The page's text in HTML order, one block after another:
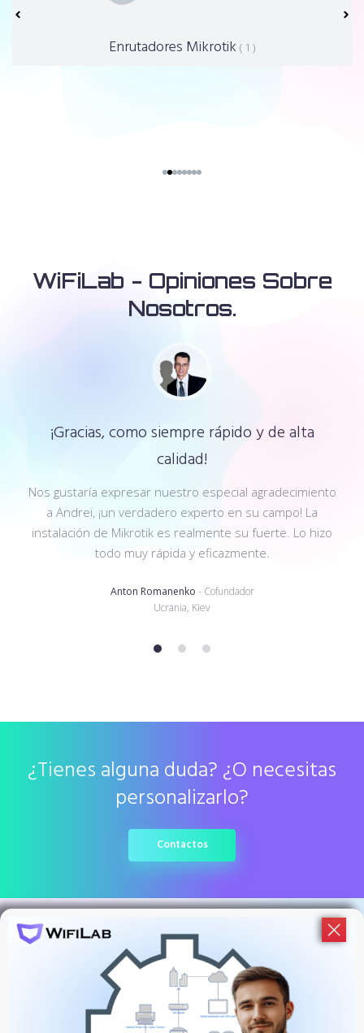
Enrutadores Mikrotik ( 1 )
WiFiLab - Opiniones Sobre
Nosotros.
¡Gracias, como siempre rápido y de alta
calidad!
Nos gustaría expresar nuestro especial agradecimiento
a Andrei, ¡un verdadero experto en su campo! La
instalación de Mikrotik es realmente su fuerte. Lo hizo
todo muy rápida y eficazmente.
Anton Romanenko - Cofundador
Ucrania, Kiev
¿Tienes alguna duda? ¿O necesitas
personalizarlo?
Contactos
Подпишитесь На Обновления
WiFiLab!